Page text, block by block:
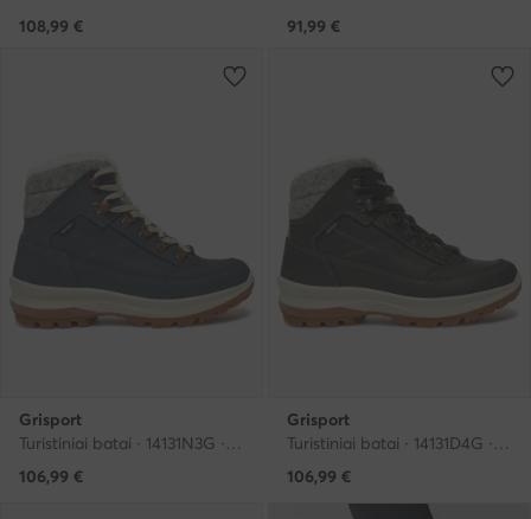
108,99 €
91,99 €
Grisport
Turistiniai batai · 14131N3G · Tamsiai mėlyna
106,99 €
Grisport
Turistiniai batai · 14131D4G · Juoda
106,99 €